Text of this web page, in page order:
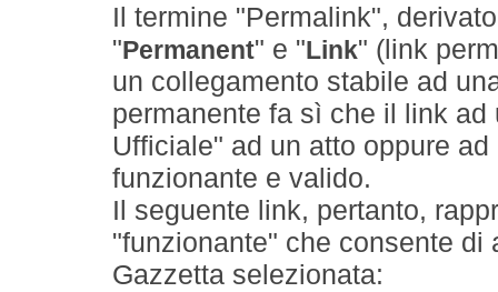
Il termine "Permalink",
" Permanent" e " Link" (link
un collegamento stabile ad
permanente fa sì che il link
Ufficiale" ad un atto oppure
funzionante e valido.
Il seguente link, pertanto,
"funzionante" che consente
Gazzetta selezionata: